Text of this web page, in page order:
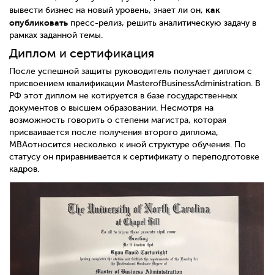
вывести бизнес на новый уровень, знает ли он, как
опубликовать пресс-релиз, решить аналитическую задачу в
рамках заданной темы.
Диплом и сертификация
После успешной защиты руководитель получает диплом с
присвоением квалификации MasterofBusinessAdministration. В
РФ этот диплом не котируется в базе государственных
документов о высшем образовании. Несмотря на
возможность говорить о степени магистра, которая
присваивается после получения второго диплома,
MBAотносится несколько к иной структуре обучения. По
статусу он приравнивается к сертификату о переподготовке
кадров.